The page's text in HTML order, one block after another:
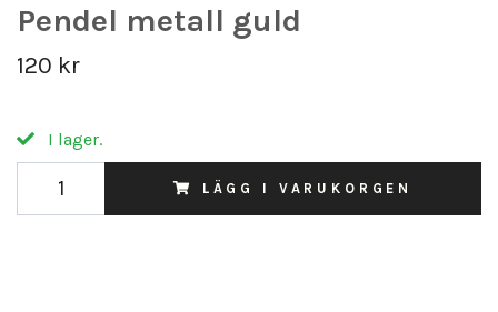
Pendel metall guld
120 kr
I lager.
LÄGG I VARUKORGEN